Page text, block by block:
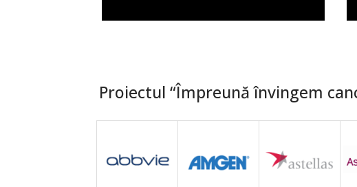
Proiectul “Împreună învingem